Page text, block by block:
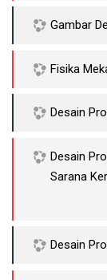
Gambar
Fisika
Desain
Desain
Sarana
Desain